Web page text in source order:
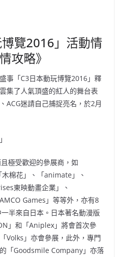
博覽2016」活動情
攻略》
事「C3日本動玩博覽2016」釋
集了人氣頂盛的紅人的舞台表
ACG迷請自己捕捉亮名，於2月
極受歡迎的參展商，如
木棉花」、「animate」、
東映動畫企業」、
Games」等等外，亦有8
半來自日本。日本著名動漫版
」和「Aniplex」將會首次參
Volks」亦會參展，此外，專門
「Goodsmile Company」亦落